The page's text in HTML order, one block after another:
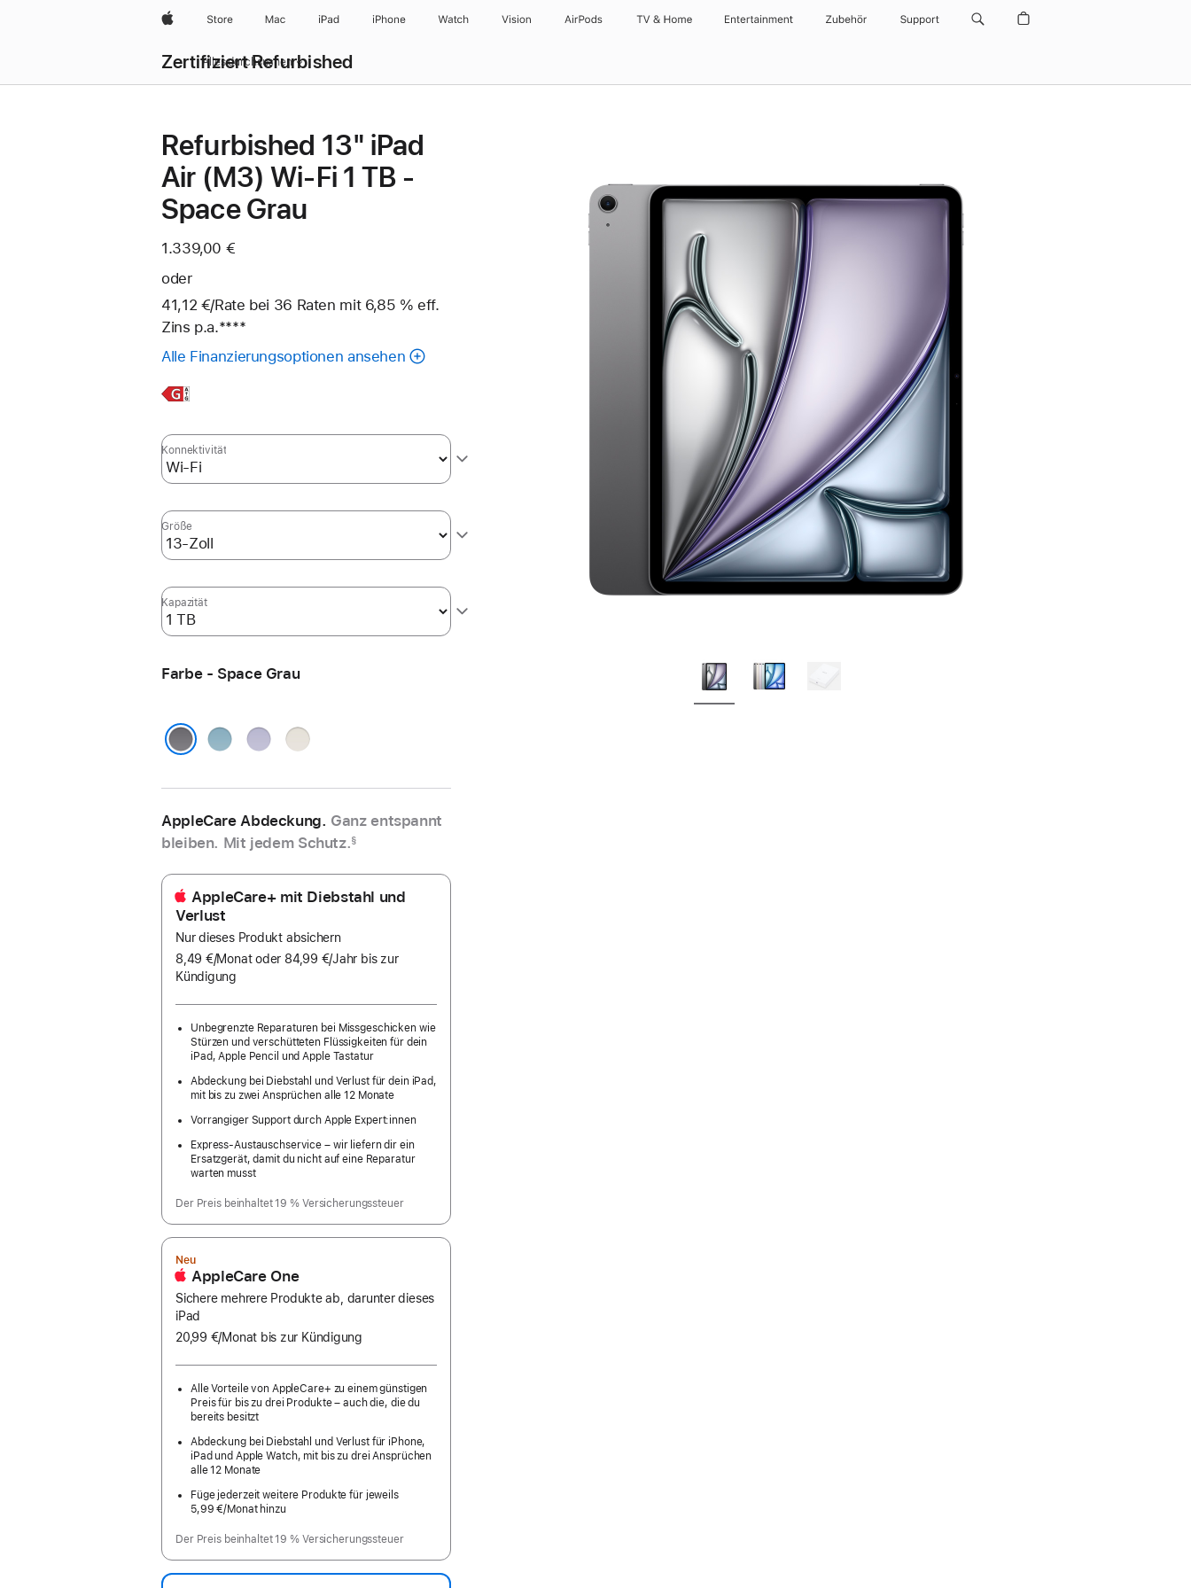
AppleStore Mac iPad iPhone Watch Vision AirPods TV & Home Entertainment Zubehör Support
Zertifiziert Refurbished
Alles durchsuchen
Refurbished 13" iPad
Air (M3) Wi‑Fi 1 TB -
Space Grau
1.339,00 €
oder
41,12 €/Rate pro
Rate
bei 36 Raten Raten
mit 6,85 % eff.
Zins p.a.Fußnote
****
Alle Finanzierungsoptionen ansehen
Weitere
Konnektivität
Größe
Kapazität
Farbe - Space Grau
Blau ViolettPolarstern
AppleCare Abdeckung. Ganz entspannt
bleiben. Mit jedem Schutz.§
AppleCare+ mit Diebstahl und
Verlust
Nur dieses Produkt absichern
8,49 €/Monatpro
oder 84,99 €/Jahr Pro
bis zur
Kündigung
Unbegrenzte Reparaturen bei Missgeschicken wie
Stürzen und verschütteten Flüssigkeiten für dein
iPad, Apple Pencil und Apple Tastatur
Abdeckung bei Diebstahl und Verlust für dein iPad,
mit bis zu zwei Ansprüchen alle 12 Monate
Vorrangiger Support durch Apple Expert:innen
Express-Austauschservice – wir liefern dir ein
Ersatzgerät, damit du nicht auf eine Reparatur
warten musst
Der Preis beinhaltet 19 % Versicherungssteuer
Neu
AppleCare One
Sichere mehrere Produkte ab, darunter dieses
iPad
20,99 €/Monat pro
bis zur Kündigung
Alle Vorteile von AppleCare+ zu einem günstigen
Preis für bis zu drei Produkte – auch die, die du
bereits besitzt
Abdeckung bei Diebstahl und Verlust für iPhone,
iPad und Apple Watch, mit bis zu drei Ansprüchen
alle 12 Monate
Füge jederzeit weitere Produkte für jeweils
5,99 €/Monat hinzu
Der Preis beinhaltet 19 % Versicherungssteuer